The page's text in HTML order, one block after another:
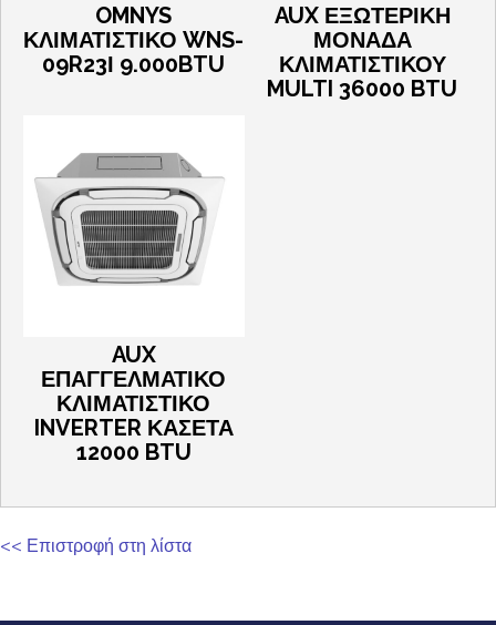
OMNYS
ΚΛΙΜΑΤΙΣΤΙΚΟ WNS-
09R23Ι 9.000BTU
AUX ΕΞΩΤΕΡΙΚΗ
ΜΟΝΑΔΑ
ΚΛΙΜΑΤΙΣΤΙΚΟΥ
MULTI 36000 BTU
AUX
ΕΠΑΓΓΕΛΜΑΤΙΚΟ
ΚΛΙΜΑΤΙΣΤΙΚΟ
INVERTER ΚΑΣΕΤΑ
12000 BTU
<< Επιστροφή στη λίστα